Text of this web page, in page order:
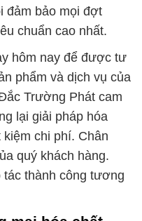
đảm bảo mọi đợt
chuẩn cao nhất.
hôm nay để được tư
phẩm và dịch vụ của
Trường Phát cam
lại giải pháp hóa
chi phí. Chân
quý khách hàng.
thành công tương